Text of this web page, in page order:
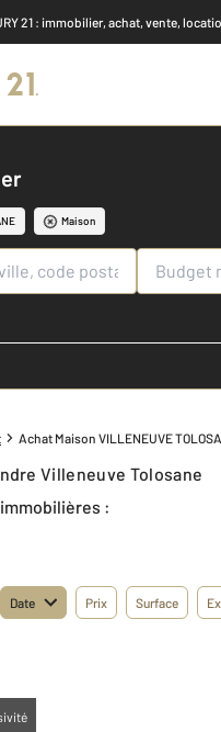
21 : immobilier, achat, vente,
Maison
Achat Maison VILLENEUVE
Villeneuve Tolosane
:
Date Prix Surface